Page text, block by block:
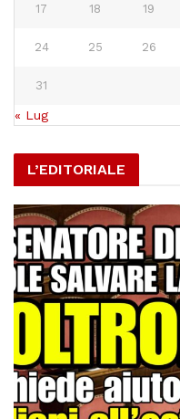
17 18 19
24 25 26
31
« Lug
L’EDITORIALE